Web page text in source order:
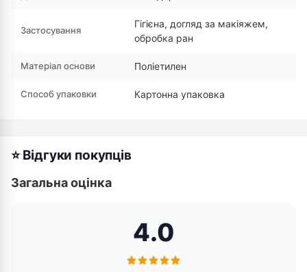
Застосування
Гігієна, догляд за макіяжем,
обробка ран
Матеріал основи Поліетилен
Способ упаковки Картонна упаковка
⭐ Відгуки покупців
Загальна оцінка
4.0